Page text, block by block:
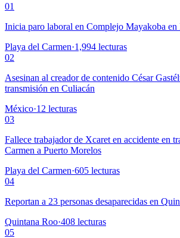
01
Inicia paro laboral en Complejo Mayakoba en
Playa del Carmen·1,994 lecturas
02
Asesinan al creador de contenido César
transmisión en Culiacán
México·12 lecturas
03
Fallece trabajador de Xcaret en accidente en
Carmen a Puerto Morelos
Playa del Carmen·605 lecturas
04
Reportan a 23 personas desaparecidas en
Quintana Roo·408 lecturas
05